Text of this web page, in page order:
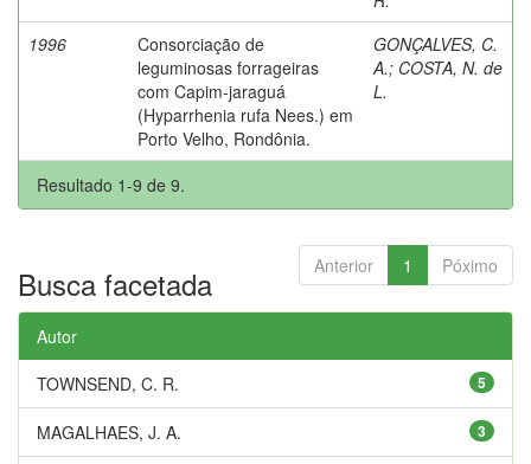
1996
Consorciação de
leguminosas forrageiras
com Capim-jaraguá
(Hyparrhenia rufa Nees.) em
Porto Velho, Rondônia.
GONÇALVES, C.
A.; COSTA, N. de
L.
Resultado 1-9 de 9.
Anterior 1 Póximo
Busca facetada
Autor
5
TOWNSEND, C. R.
3
MAGALHAES, J. A.